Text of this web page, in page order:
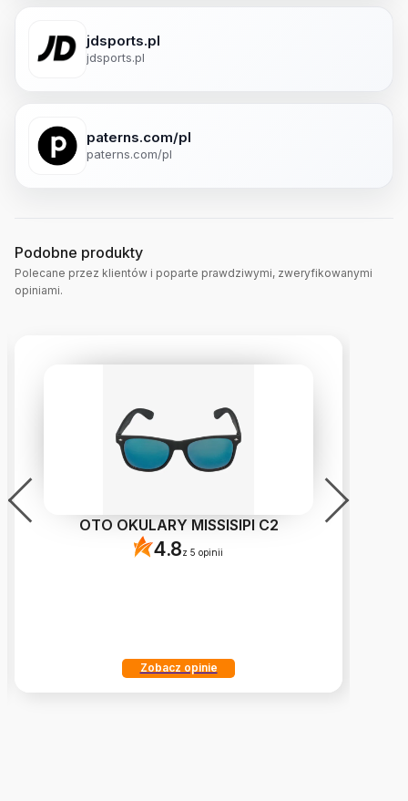
jdsports.pl
jdsports.pl
paterns.com/pl
paterns.com/pl
Podobne produkty
Polecane przez klientów i poparte prawdziwymi, zweryfikowanymi
opiniami.
OTO OKULARY MISSISIPI C2
4.8z 5 opinii
Zobacz opinie